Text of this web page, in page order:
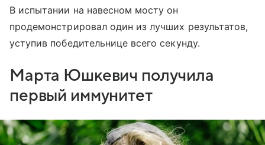
В испытании на навесном мосту он
продемонстрировал один из лучших результатов,
уступив победительнице всего секунду.
Марта Юшкевич получила
первый иммунитет